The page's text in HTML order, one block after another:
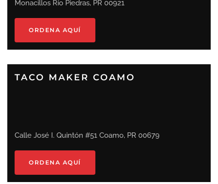
Monacillos Río Piedras, PR 00921
ORDENA AQUÍ
TACO MAKER COAMO
Calle José I. Quintón #51 Coamo, PR 00679
ORDENA AQUÍ